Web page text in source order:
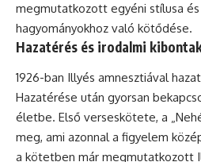
megmutatkozott egyéni stílusa és
hagyományokhoz való kötődése.
Hazatérés és irodalmi
1926-ban Illyés amnesztiával
Hazatérése után gyorsan
életbe. Első verseskötete, a
meg, ami azonnal a figyelem
a kötetben már megmutatkozott